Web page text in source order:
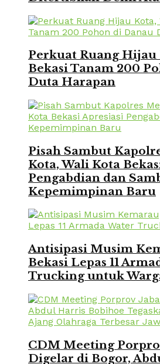
Perkuat Ruang Hijau
Bekasi Tanam 200
Duta Harapan
Pisah Sambut
Kota, Wali Kota
Pengabdian dan
Kepemimpinan Baru
Antisipasi Musim
Bekasi Lepas 11
Trucking untuk
CDM Meeting
Digelar di Bogor,